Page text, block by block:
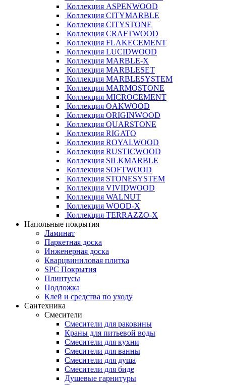
Коллекция ASPENWOOD
Коллекция CITYMARBLE
Коллекция CITYSTONE
Коллекция CRAFTWOOD
Коллекция FLAKECEMENT
Коллекция LUCIDWOOD
Коллекция MARBLE-X
Коллекция MARBLESET
Коллекция MARBLESYSTEM
Коллекция MARMOSTONE
Коллекция MICROCEMENT
Коллекция OAKWOOD
Коллекция ORIGINWOOD
Коллекция QUARSTONE
Коллекция RIGATO
Коллекция ROYALWOOD
Коллекция RUSTICWOOD
Коллекция SILKMARBLE
Коллекция SOFTWOOD
Коллекция STONESYSTEM
Коллекция VIVIDWOOD
Коллекция WALNUT
Коллекция WOOD-X
Коллекция ТЕRRАZZO-X
Напольные покрытия
Ламинат
Паркетная доска
Инженерная доска
Кварцвиниловая плитка
SPC Покрытия
Плинтусы
Подложка
Клей и средства по уходу
Сантехника
Смесители
Смесители для раковины
Краны для питьевой воды
Смесители для кухни
Смесители для ванны
Смесители для душа
Смесители для биде
Душевые гарнитуры